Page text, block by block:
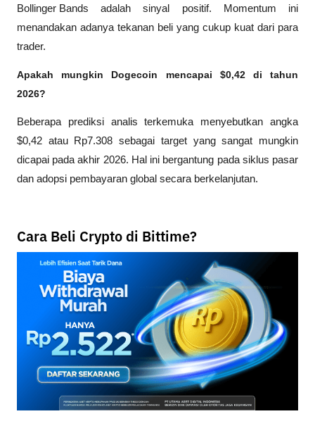
Bollinger Bands adalah sinyal positif. Momentum ini
menandakan adanya tekanan beli yang cukup kuat dari para
trader.
Apakah mungkin Dogecoin mencapai $0,42 di tahun
2026?
Beberapa prediksi analis terkemuka menyebutkan angka
$0,42 atau Rp7.308 sebagai target yang sangat mungkin
dicapai pada akhir 2026. Hal ini bergantung pada siklus pasar
dan adopsi pembayaran global secara berkelanjutan.
Cara Beli Crypto di Bittime?